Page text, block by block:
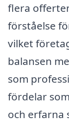
flera
förståelse
vilket
balansen
som
fördelar
och erfarna